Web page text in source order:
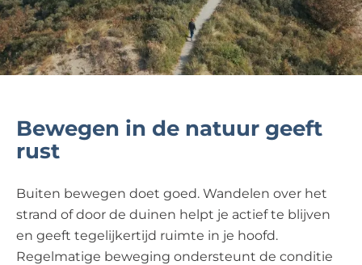
Bewegen in de natuur geeft
rust
Buiten bewegen doet goed. Wandelen over het
strand of door de duinen helpt je actief te blijven
en geeft tegelijkertijd ruimte in je hoofd.
Regelmatige beweging ondersteunt de conditie